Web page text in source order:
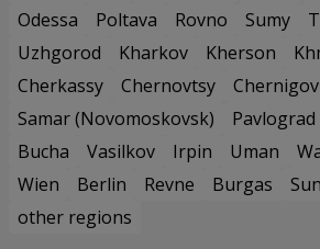
Odessa
Poltava Rovno Sumy
Uzhgorod
Kharkov Kherson
Cherkassy
Chernovtsy
Chernigov
Samar (Novomoskovsk)
Pavlograd
Bucha
Vasilkov Irpin Uman
Wien
Berlin Revne Burgas
other regions